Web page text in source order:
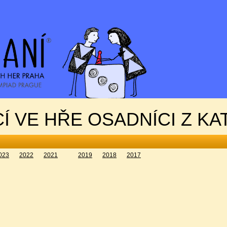
VE HŘE OSADNÍCI Z
2022 2021 2019 2018 2017